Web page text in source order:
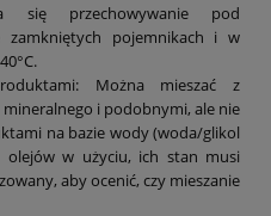
się przechowywanie pod
zamkniętych pojemnikach i w
Można mieszać z
i podobnymi, ale nie
na bazie wody (woda/glikol
olejów w użyciu, ich stan musi
aby ocenić, czy mieszanie